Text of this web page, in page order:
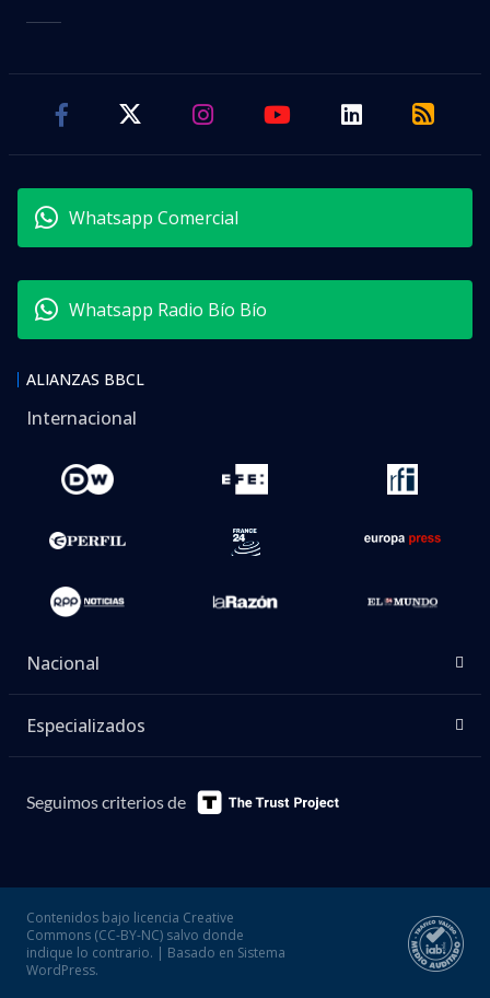
Whatsapp Comercial
Whatsapp Radio Bío Bío
ALIANZAS BBCL
Internacional
Nacional
Especializados
Seguimos criterios de
Contenidos bajo licencia Creative
Commons (CC-BY-NC) salvo donde
indique lo contrario. | Basado en Sistema
WordPress.